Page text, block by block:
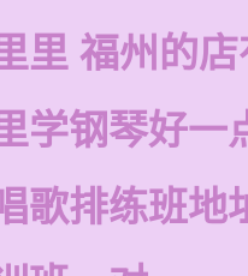
里 福州的
学钢琴好一
歌排练班地